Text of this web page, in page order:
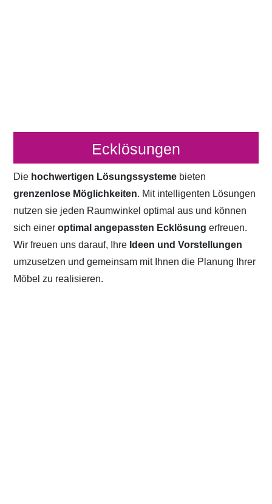
Ecklösungen
Die hochwertigen Lösungssysteme bieten
grenzenlose Möglichkeiten. Mit intelligenten Lösungen
nutzen sie jeden Raumwinkel optimal aus und können
sich eineroptimal angepassten Ecklösung erfreuen.
Wir freuen uns darauf, Ihre Ideen und Vorstellungen
umzusetzen und gemeinsam mit Ihnen die Planung Ihrer
Möbel zu realisieren.